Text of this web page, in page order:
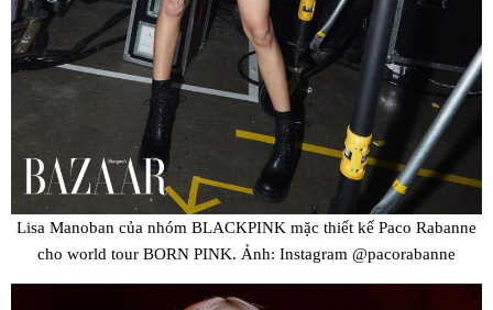
Lisa Manoban của nhóm BLACKPINK mặc thiết kế Paco Rabanne
cho world tour BORN PINK. Ảnh: Instagram @pacorabanne